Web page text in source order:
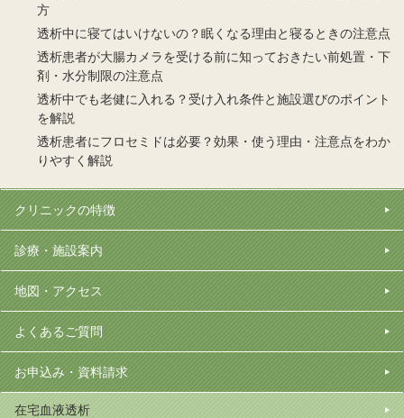
方
透析中に寝てはいけないの？眠くなる理由と寝るときの注意点
透析患者が大腸カメラを受ける前に知っておきたい前処置・下
剤・水分制限の注意点
透析中でも老健に入れる？受け入れ条件と施設選びのポイント
を解説
透析患者にフロセミドは必要？効果・使う理由・注意点をわか
りやすく解説
クリニックの特徴
診療・施設案内
地図・アクセス
よくあるご質問
お申込み・資料請求
在宅血液透析